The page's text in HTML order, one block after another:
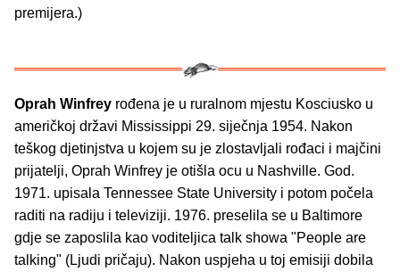
premijera.)
Oprah Winfrey rođena je u ruralnom mjestu Kosciusko u
američkoj državi Mississippi 29. siječnja 1954. Nakon
teškog djetinjstva u kojem su je zlostavljali rođaci i majčini
prijatelji, Oprah Winfrey je otišla ocu u Nashville. God.
1971. upisala Tennessee State University i potom počela
raditi na radiju i televiziji. 1976. preselila se u Baltimore
gdje se zaposlila kao voditeljica talk showa "People are
talking" (Ljudi pričaju). Nakon uspjeha u toj emisiji dobila